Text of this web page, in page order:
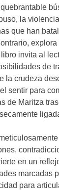
la
que han
invita al
de
la crudeza
sentir para
de Maritza
en un
marcadas
para